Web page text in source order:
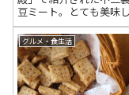
豆ミート。とても美味
大豆ミートで、ぜひ食
くなりました。そこで
油の大豆ミート商品が
る通販があるのか、購
チェックしてみました
油の大豆ミ...
グルメ・食生活